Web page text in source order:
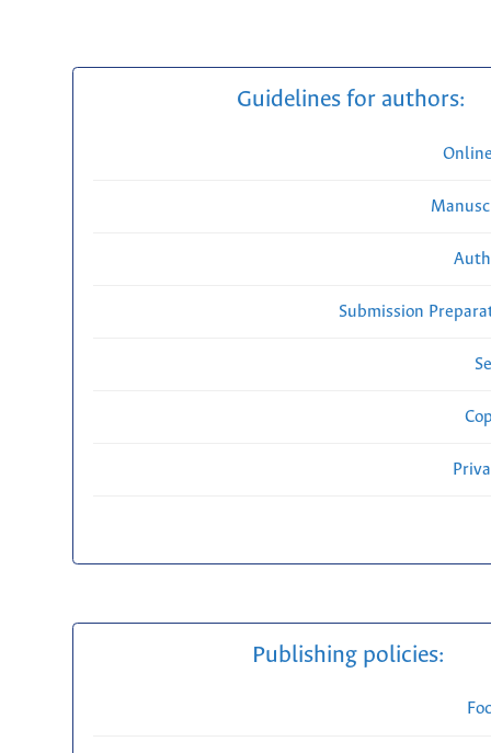
Guidelines for authors:
Submission
Publishing policies: